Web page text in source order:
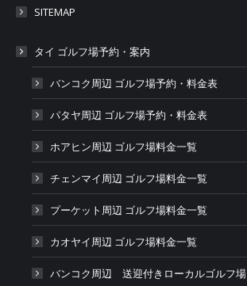
SITEMAP
タイ ゴルフ場予約・案内
バンコク周辺 ゴルフ場予約・料金表
パタヤ周辺 ゴルフ場予約・料金表
ホアヒン周辺 ゴルフ場料金一覧
チェンマイ周辺 ゴルフ場料金一覧
プーケット周辺 ゴルフ場料金一覧
カオヤイ周辺 ゴルフ場料金一覧
バンコク周辺 送迎付きローカルゴルフ場